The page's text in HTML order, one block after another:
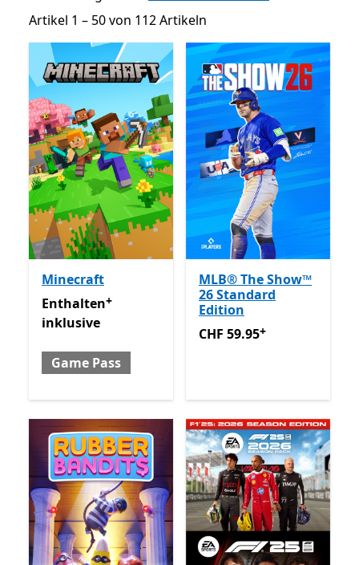
Artikel 1 – 50 von 112 Artikeln
Artikel 1 – 50 von 112 Artikeln
Minecraft
Enthalten inklusive Game PassEnthält In-App-Käufe
Enthalten+
inklusive
Game Pass
MLB® The Show™
26 Standard
Edition
CHF 59.95Enthält In-App-
CHF 59.95+